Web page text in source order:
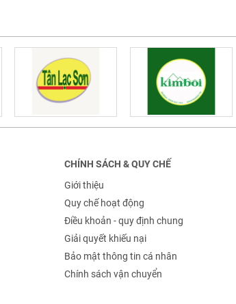
CHÍNH SÁCH & QUY CHẾ
Giới thiệu
Quy chế hoạt động
Điều khoản - quy định chung
Giải quyết khiếu nại
Bảo mật thông tin cá nhân
Chính sách vận chuyển